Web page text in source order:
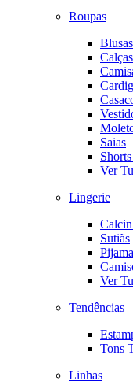
Roupas
Blusas
Calças
Saias
Ver
Lingerie
Sutiãs
Ver
Tendências
Tons
Linhas